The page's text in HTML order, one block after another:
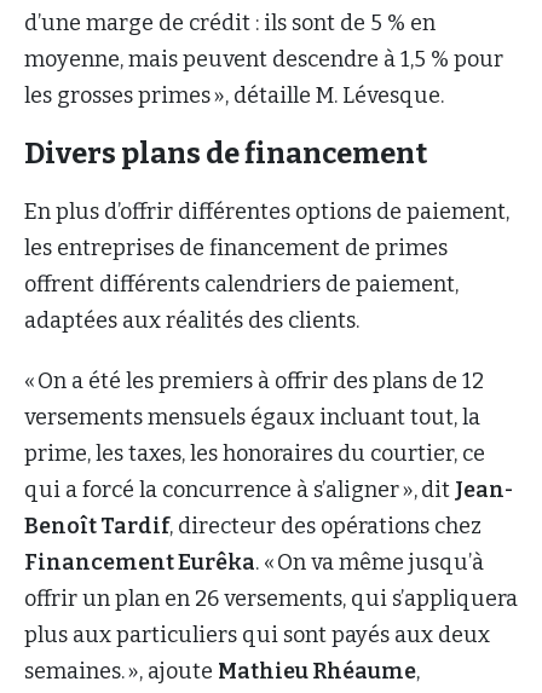
d’une marge de crédit : ils sont de 5 % en
moyenne, mais peuvent descendre à 1,5 % pour
les grosses primes », détaille M. Lévesque.
Divers plans de financement
En plus d’offrir différentes options de paiement,
les entreprises de financement de primes
offrent différents calendriers de paiement,
adaptées aux réalités des clients.
« On a été les premiers à offrir des plans de 12
versements mensuels égaux incluant tout, la
prime, les taxes, les honoraires du courtier, ce
qui a forcé la concurrence à s’aligner »,dit Jean-
Benoît Tardif, directeur des opérations chez
Financement Eurêka. « On va même jusqu’à
offrir un plan en 26 versements, qui s’appliquera
plus aux particuliers qui sont payés aux deux
semaines. », ajoute Mathieu Rhéaume,